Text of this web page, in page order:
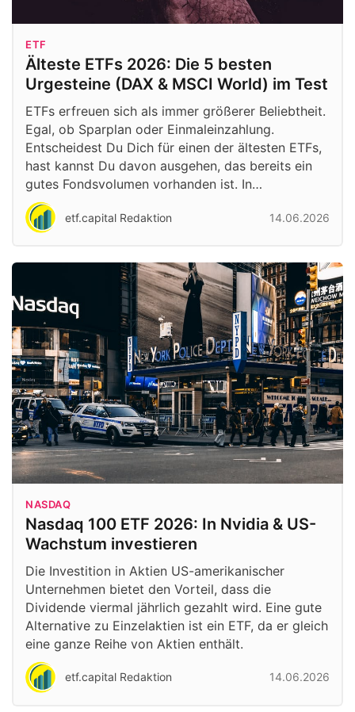
ETF
Älteste ETFs 2026: Die 5 besten
Urgesteine (DAX & MSCI World) im Test
ETFs erfreuen sich als immer größerer Beliebtheit.
Egal, ob Sparplan oder Einmaleinzahlung.
Entscheidest Du Dich für einen der ältesten ETFs,
hast kannst Du davon ausgehen, das bereits ein
gutes Fondsvolumen vorhanden ist. In…
etf.capital Redaktion 14.06.2026
NASDAQ
Nasdaq 100 ETF 2026: In Nvidia & US-
Wachstum investieren
Die Investition in Aktien US-amerikanischer
Unternehmen bietet den Vorteil, dass die
Dividende viermal jährlich gezahlt wird. Eine gute
Alternative zu Einzelaktien ist ein ETF, da er gleich
eine ganze Reihe von Aktien enthält.
etf.capital Redaktion 14.06.2026